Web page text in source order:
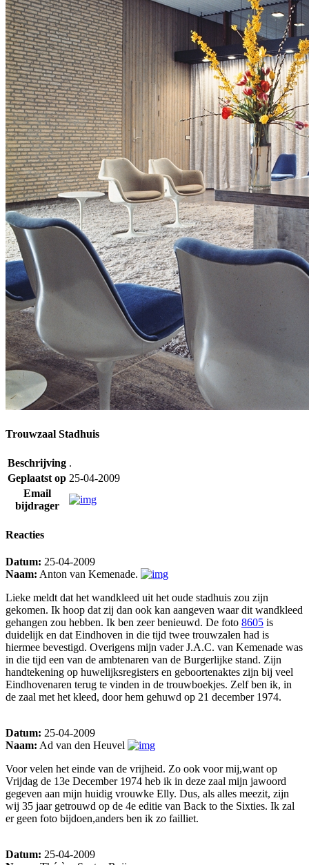
Trouwzaal Stadhuis
Beschrijving .
Geplaatst op 25-04-2009
Email
bijdrager
Reacties
Datum: 25-04-2009
Naam: Anton van Kemenade.
Lieke meldt dat het wandkleed uit het oude stadhuis zou zijn
gekomen. Ik hoop dat zij dan ook kan aangeven waar dit wandkleed
gehangen zou hebben. Ik ben zeer benieuwd. De foto 8605 is
duidelijk en dat Eindhoven in die tijd twee trouwzalen had is
hiermee bevestigd. Overigens mijn vader J.A.C. van Kemenade was
in die tijd een van de ambtenaren van de Burgerlijke stand. Zijn
handtekening op huwelijksregisters en geboortenaktes zijn bij veel
Eindhovenaren terug te vinden in de trouwboekjes. Zelf ben ik, in
de zaal met het kleed, door hem gehuwd op 21 december 1974.
Datum: 25-04-2009
Naam: Ad van den Heuvel
Voor velen het einde van de vrijheid. Zo ook voor mij,want op
Vrijdag de 13e December 1974 heb ik in deze zaal mijn jawoord
gegeven aan mijn huidig vrouwke Elly. Dus, als alles meezit, zijn
wij 35 jaar getrouwd op de 4e editie van Back to the Sixties. Ik zal
er geen foto bijdoen,anders ben ik zo failliet.
Datum: 25-04-2009